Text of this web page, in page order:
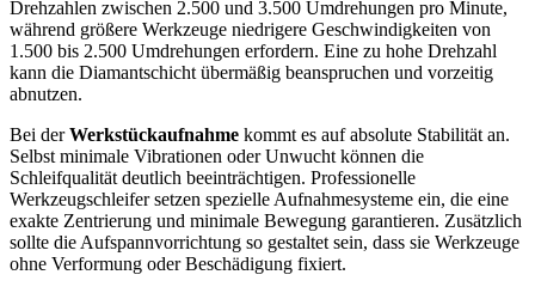
Drehzahlen zwischen 2.500 und 3.500 Umdrehungen pro Minute,
während größere Werkzeuge niedrigere Geschwindigkeiten von
1.500 bis 2.500 Umdrehungen erfordern. Eine zu hohe Drehzahl
kann die Diamantschicht übermäßig beanspruchen und vorzeitig
abnutzen.
Bei derWerkstückaufnahme kommt es auf absolute Stabilität an.
Selbst minimale Vibrationen oder Unwucht können die
Schleifqualität deutlich beeinträchtigen. Professionelle
Werkzeugschleifer setzen spezielle Aufnahmesysteme ein, die eine
exakte Zentrierung und minimale Bewegung garantieren. Zusätzlich
sollte die Aufspannvorrichtung so gestaltet sein, dass sie Werkzeuge
ohne Verformung oder Beschädigung fixiert.